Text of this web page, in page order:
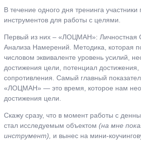
В течение одного дня тренинга участники
инструментов для работы с целями.
Первый из них – «ЛОЦМАН»: Личностная
Анализа Намерений. Методика, которая
числовом эквиваленте уровень усилий,
достижения цели, потенциал
сопротивления. Самый главный
«ЛОЦМАН» — это время, которое нам
достижения цели.
Скажу сразу, что в момент работы с
стал исследуемым объектом (на мне
инструмент),
и вынес на мини-